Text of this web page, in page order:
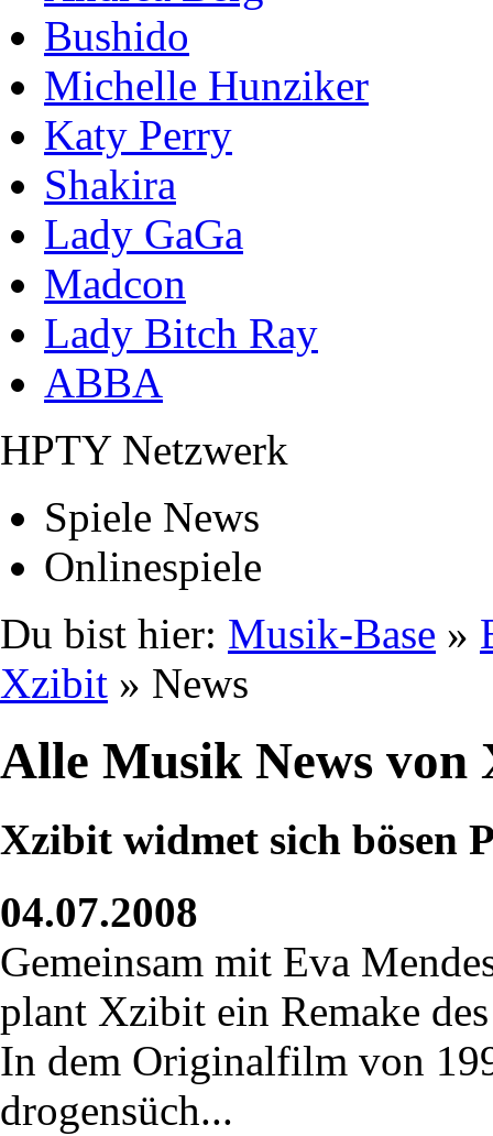
Bushido
Michelle Hunziker
Katy Perry
Shakira
Lady GaGa
Madcon
Lady Bitch Ray
ABBA
HPTY Netzwerk
Spiele News
Onlinespiele
Du bist hier: Musik-Base »
Xzibit » News
Alle Musik News von
Xzibit widmet sich bösen
04.07.2008
Gemeinsam mit Eva
plant Xzibit ein Remake
In dem Originalfilm von
drogensüch...